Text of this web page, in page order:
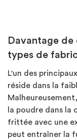
Davantage de
types de
L'un des
réside dans la
la poudre dans la
frittée avec une
peut entraîner la